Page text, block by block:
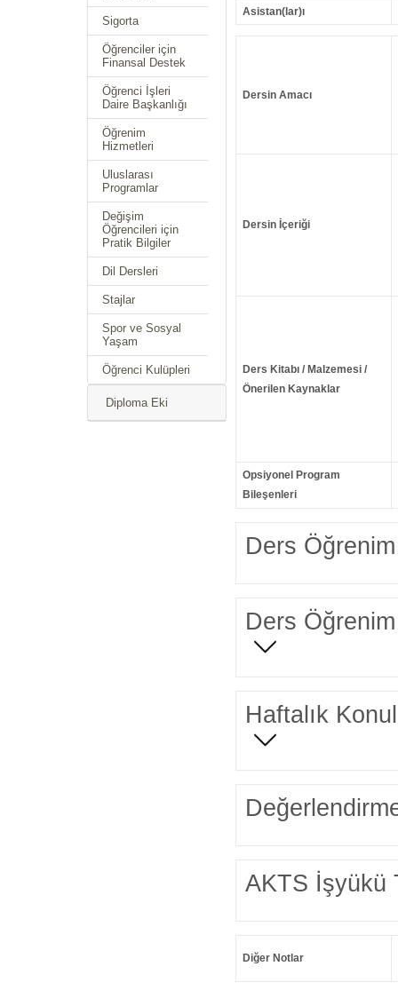
Sigorta
Öğrenciler için
Finansal Destek
Öğrenci İşleri
Daire Başkanlığı
Öğrenim
Hizmetleri
Uluslarası
Programlar
Değişim
Öğrencileri için
Pratik Bilgiler
Dil Dersleri
Stajlar
Spor ve Sosyal
Yaşam
Öğrenci Kulüpleri
Diploma Eki
Asistan(lar)ı
Dersin Amacı
Dersin İçeriği
Ders Kitabı / Malzemesi /
Önerilen Kaynaklar
Opsiyonel Program
Bileşenleri
Ders Öğrenim
Ders Öğrenim
Haftalık
AKTS İşyükü
Diğer Notlar